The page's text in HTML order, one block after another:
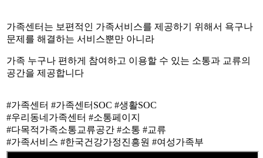
가족센터는 보편적인 가족서비스를 제공하기 위해서 욕구나
문제를 해결하는 서비스뿐만 아니라
가족 누구나 편하게 참여하고 이용할 수 있는 소통과 교류의
공간을 제공합니다
#가족센터 #가족센터SOC #생활SOC
#우리동네가족센터 #소통페이지
#다목적가족소통교류공간 #소통 #교류
#가족서비스 #한국건강가정진흥원 #여성가족부